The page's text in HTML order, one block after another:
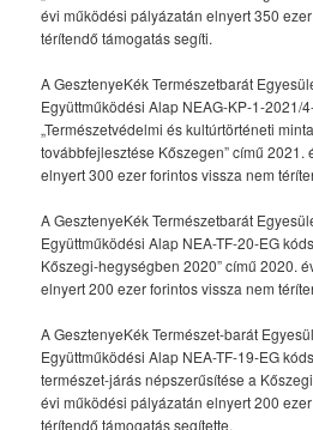
évi működési pályázatán elnyert 350
térítendő támogatás segíti.
A GesztenyeKék Természetbarát
Együttműködési Alap NEAG-KP-1-2021/
„Természetvédelmi és kultúrtörténeti
továbbfejlesztése Kőszegen” című 2021.
elnyert 300 ezer forintos vissza nem
A GesztenyeKék Természetbarát
Együttműködési Alap NEA-TF-20-EG
Kőszegi-hegységben 2020” című 2020.
elnyert 200 ezer forintos vissza nem
A GesztenyeKék Természet-barát
Együttműködési Alap NEA-TF-19-EG
természet-járás népszerűsítése a
évi működési pályázatán elnyert 200
térítendő támogatás segítette.